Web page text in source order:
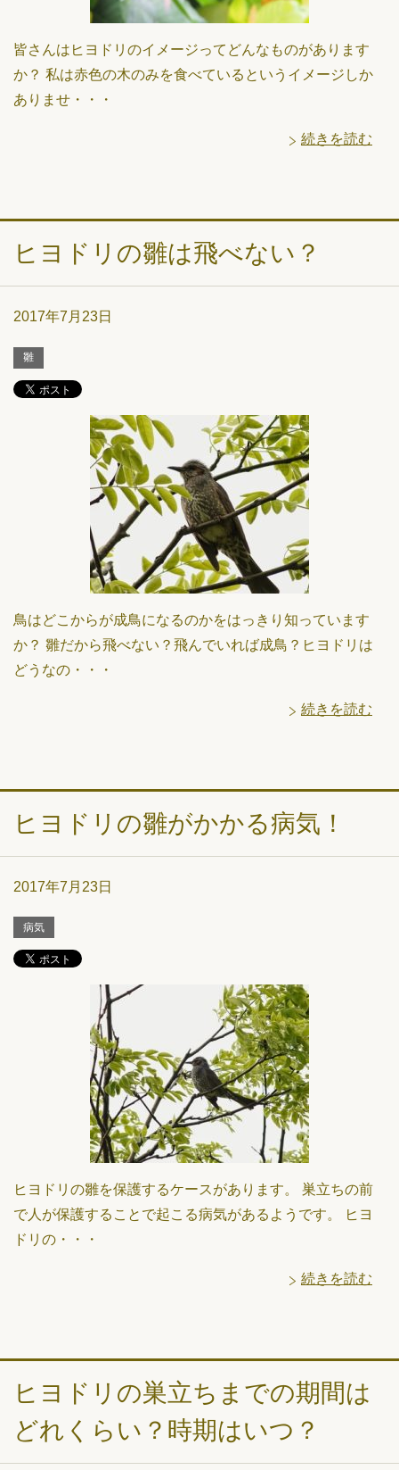
皆さんはヒヨドリのイメージってどんなものがあります
か？ 私は赤色の木のみを食べているというイメージしか
ありませ・・・
続きを読む
ヒヨドリの雛は飛べない？
2017年7月23日
雛
鳥はどこからが成鳥になるのかをはっきり知っています
か？ 雛だから飛べない？飛んでいれば成鳥？ヒヨドリは
どうなの・・・
続きを読む
ヒヨドリの雛がかかる病気！
2017年7月23日
病気
ヒヨドリの雛を保護するケースがあります。 巣立ちの前
で人が保護することで起こる病気があるようです。 ヒヨ
ドリの・・・
続きを読む
ヒヨドリの巣立ちまでの期間は
どれくらい？時期はいつ？